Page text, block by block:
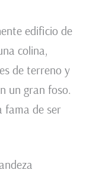
edificio de
colina,
de terreno y
un gran foso.
fama de ser